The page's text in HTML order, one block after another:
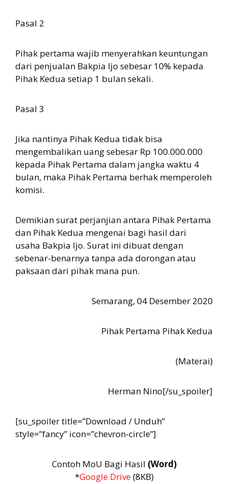
Pasal 2
Pihak pertama wajib menyerahkan keuntungan
dari penjualan Bakpia Ijo sebesar 10% kepada
Pihak Kedua setiap 1 bulan sekali.
Pasal 3
Jika nantinya Pihak Kedua tidak bisa
mengembalikan uang sebesar Rp 100.000.000
kepada Pihak Pertama dalam jangka waktu 4
bulan, maka Pihak Pertama berhak memperoleh
komisi.
Demikian surat perjanjian antara Pihak Pertama
dan Pihak Kedua mengenai bagi hasil dari
usaha Bakpia Ijo. Surat ini dibuat dengan
sebenar-benarnya tanpa ada dorongan atau
paksaan dari pihak mana pun.
Semarang, 04 Desember 2020
Pihak Pertama Pihak Kedua
(Materai)
Herman Nino[/su_spoiler]
[su_spoiler title=”Download / Unduh”
style=”fancy” icon=”chevron-circle”]
Contoh MoU Bagi Hasil (Word)
*Google Drive(8KB)